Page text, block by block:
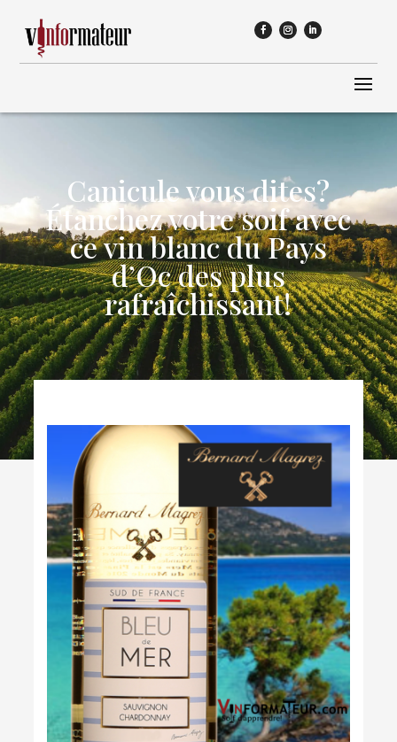
Canicule vous dites?
Étanchez votre soif avec
ce vin blanc du Pays
d’Oc des plus
rafraîchissant!